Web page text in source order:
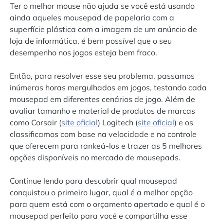
Ter o melhor mouse não ajuda se você está usando
ainda aqueles mousepad de papelaria com a
superfície plástica com a imagem de um anúncio de
loja de informática, é bem possível que o seu
desempenho nos jogos esteja bem fraco.
Então, para resolver esse seu problema, passamos
inúmeras horas mergulhados em jogos, testando cada
mousepad em diferentes cenários de jogo. Além de
avaliar tamanho e material de produtos de marcas
como Corsair (site oficial) Logitech (site oficial) e os
classificamos com base na velocidade e no controle
que oferecem para rankeá-los e trazer as 5 melhores
opções disponíveis no mercado de mousepads.
Continue lendo para descobrir qual mousepad
conquistou o primeiro lugar, qual é a melhor opção
para quem está com o orçamento apertado e qual é o
mousepad perfeito para você e compartilha esse